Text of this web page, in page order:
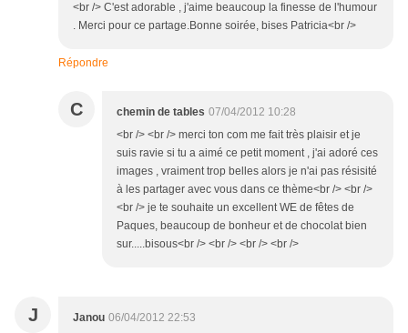
<br /> C'est adorable , j'aime beaucoup la finesse de l'humour
. Merci pour ce partage.Bonne soirée, bises Patricia<br />
Répondre
C chemin de tables 07/04/2012 10:28
<br /> <br /> merci ton com me fait très plaisir et je
suis ravie si tu a aimé ce petit moment , j'ai adoré ces
images , vraiment trop belles alors je n'ai pas résisité
à les partager avec vous dans ce thème<br /> <br />
<br /> je te souhaite un excellent WE de fêtes de
Paques, beaucoup de bonheur et de chocolat bien
sur.....bisous<br /> <br /> <br /> <br />
J Janou 06/04/2012 22:53